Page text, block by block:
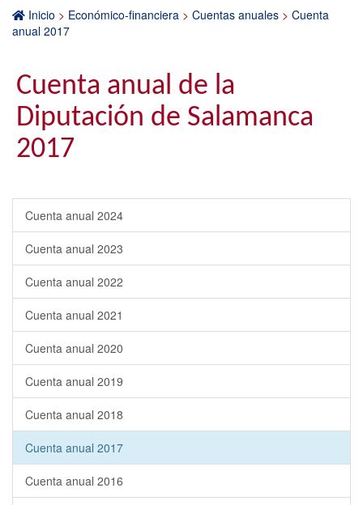
Inicio > Económico-financiera > Cuentas anuales > Cuenta
anual 2017
Cuenta anual de la
Diputación de Salamanca
2017
Cuenta anual 2024
Cuenta anual 2023
Cuenta anual 2022
Cuenta anual 2021
Cuenta anual 2020
Cuenta anual 2019
Cuenta anual 2018
Cuenta anual 2017
Cuenta anual 2016